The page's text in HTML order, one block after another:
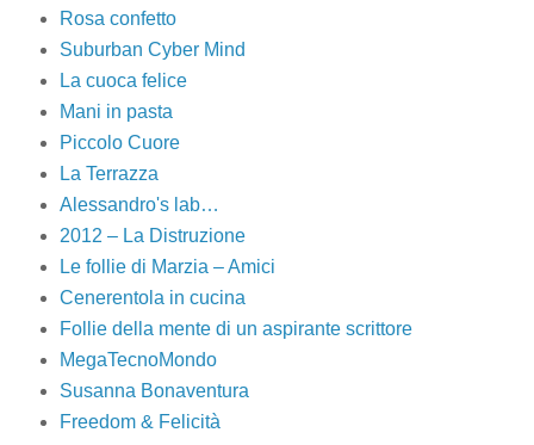
Rosa confetto
Suburban Cyber Mind
La cuoca felice
Mani in pasta
Piccolo Cuore
La Terrazza
Alessandro's lab…
2012 – La Distruzione
Le follie di Marzia – Amici
Cenerentola in cucina
Follie della mente di un aspirante scrittore
MegaTecnoMondo
Susanna Bonaventura
Freedom & Felicità